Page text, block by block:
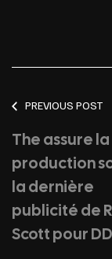
PREVIOUS POST
The assure la
production
la dernière
publicité de
Scott pour